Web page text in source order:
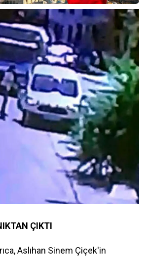
ÇIKTI
Aslıhan Sinem Çiçek'in